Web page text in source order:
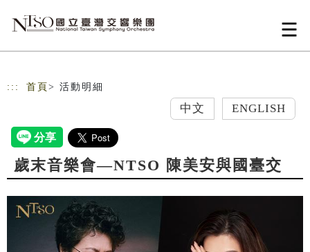
::: 首頁 > 活動明細
中文 ENGLISH
歲末音樂會—NTSO 陳美安與國臺交